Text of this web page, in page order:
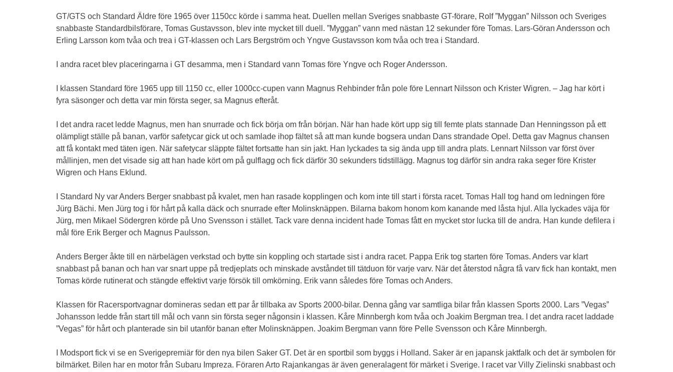
GT/GTS och Standard Äldre före 1965 över 1150cc körde i samma heat. Duellen mellan Sveriges snabbaste GT-förare, Rolf ”Myggan” Nilsson och Sveriges
snabbaste Standardbilsförare, Tomas Gustavsson, blev inte mycket till duell. ”Myggan” vann med nästan 12 sekunder före Tomas. Lars-Göran Andersson och
Erling Larsson kom tvåa och trea i GT-klassen och Lars Bergström och Yngve Gustavsson kom tvåa och trea i Standard.
I andra racet blev placeringarna i GT desamma, men i Standard vann Tomas före Yngve och Roger Andersson.
I klassen Standard före 1965 upp till 1150 cc, eller 1000cc-cupen vann Magnus Rehbinder från pole före Lennart Nilsson och Krister Wigren. – Jag har kört i
fyra säsonger och detta var min första seger, sa Magnus efteråt.
I det andra racet ledde Magnus, men han snurrade och fick börja om från början. När han hade kört upp sig till femte plats stannade Dan Henningsson på ett
olämpligt ställe på banan, varför safetycar gick ut och samlade ihop fältet så att man kunde bogsera undan Dans strandade Opel. Detta gav Magnus chansen
att få kontakt med täten igen. När safetycar släppte fältet fortsatte han sin jakt. Han lyckades ta sig ända upp till andra plats. Lennart Nilsson var först över
mållinjen, men det visade sig att han hade kört om på gulflagg och fick därför 30 sekunders tidstillägg. Magnus tog därför sin andra raka seger före Krister
Wigren och Hans Eklund.
I Standard Ny var Anders Berger snabbast på kvalet, men han rasade kopplingen och kom inte till start i första racet. Tomas Hall tog hand om ledningen före
Jürg Bächi. Men Jürg tog i för hårt på kalla däck och snurrade efter Molinsknäppen. Bilarna bakom honom kom kanande med låsta hjul. Alla lyckades väja för
Jürg, men Mikael Södergren körde på Uno Svensson i stället. Tack vare denna incident hade Tomas fått en mycket stor lucka till de andra. Han kunde defilera i
mål före Erik Berger och Magnus Paulsson.
Anders Berger åkte till en närbelägen verkstad och bytte sin koppling och startade sist i andra racet. Pappa Erik tog starten före Tomas. Anders var klart
snabbast på banan och han var snart uppe på tredjeplats och minskade avståndet till tätduon för varje varv. När det återstod några få varv fick han kontakt, men
Tomas körde rutinerat och stängde effektivt varje försök till omkörning. Erik vann således före Tomas och Anders.
Klassen för Racersportvagnar domineras sedan ett par år tillbaka av Sports 2000-bilar. Denna gång var samtliga bilar från klassen Sports 2000. Lars ”Vegas”
Johansson ledde från start till mål och vann sin första seger någonsin i klassen. Kåre Minnbergh kom tvåa och Joakim Bergman trea. I det andra racet laddade
”Vegas” för hårt och planterade sin bil utanför banan efter Molinsknäppen. Joakim Bergman vann före Pelle Svensson och Kåre Minnbergh.
I Modsport fick vi se en Sverigepremiär för den nya bilen Saker GT. Det är en sportbil som byggs i Holland. Saker är en japansk jaktfalk och det är symbolen för
bilmärket. Bilen har en motor från Subaru Impreza. Föraren Arto Rajankangas är även generalagent för märket i Sverige. I racet var Villy Zielinski snabbast och